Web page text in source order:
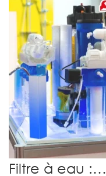
Filtre à eau :…